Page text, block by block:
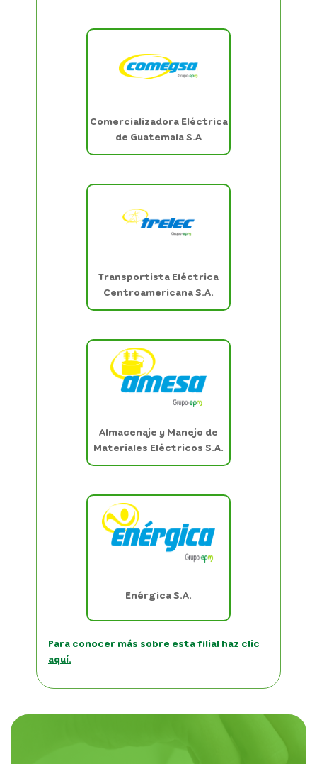
Comercializadora Eléctrica
de Guatemala S.A
Transportista Eléctrica
Centroamericana S.A.
Almacenaje y Manejo de
Materiales Eléctricos S.A.
Enérgica S.A.
Para conocer más sobre esta filial haz clic
aquí.